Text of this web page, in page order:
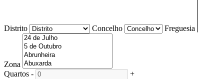
Distrito Concelho Freguesia
Zona
Quartos -
+